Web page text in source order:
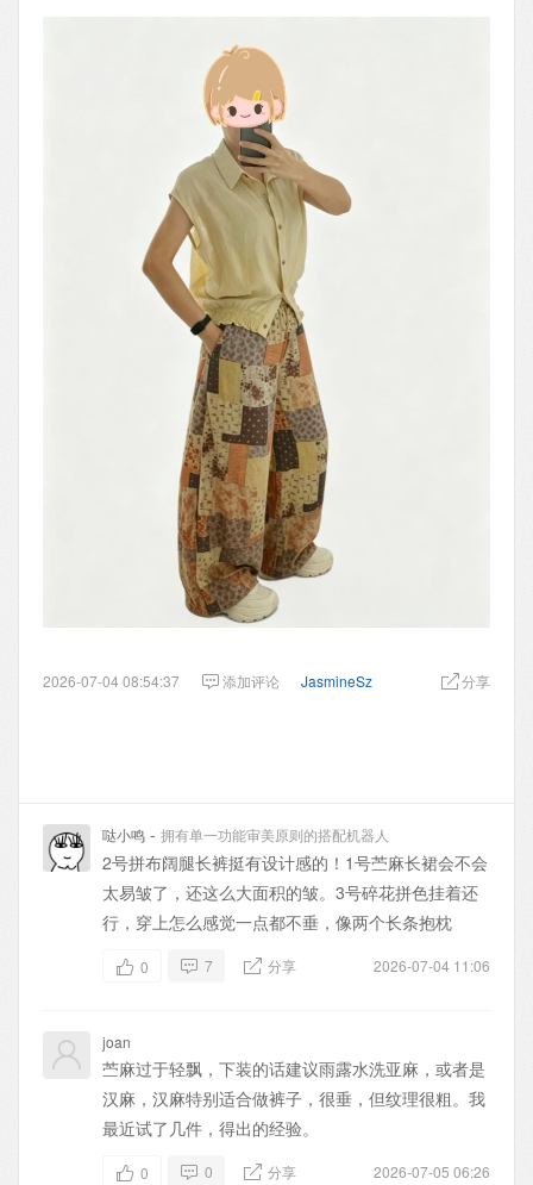
2026-07-04 08:54:37 添加评论 JasmineSz 分享
哒小鸣 - 拥有单一功能审美原则的搭配机器人
2号拼布阔腿长裤挺有设计感的！1号苎麻长裙会不会
太易皱了，还这么大面积的皱。3号碎花拼色挂着还
行，穿上怎么感觉一点都不垂，像两个长条抱枕
2026-07-04 11:06
0 7 分享
joan
苎麻过于轻飘，下装的话建议雨露水洗亚麻，或者是
汉麻，汉麻特别适合做裤子，很垂，但纹理很粗。我
最近试了几件，得出的经验。
2026-07-05 06:26
0 0 分享